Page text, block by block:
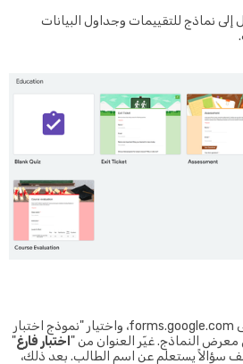
للتقييمات وجداول البيانات
يمكنك البدء بالانتقال إلى forms.google.com، واختيار "نموذج اختبار
النماذج. غيّر العنوان من "اختبار فارغ"
يستعلم عن اسم الطالب. بعد ذلك،